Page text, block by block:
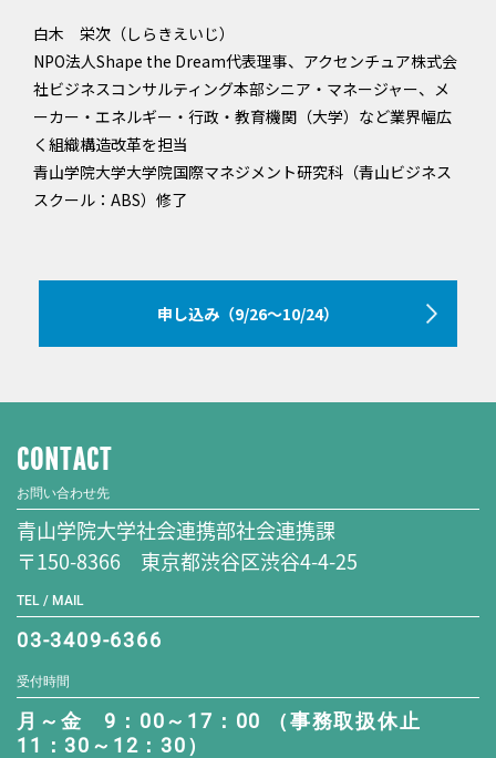
白木 栄次（しらきえいじ）
NPO法人Shape the Dream代表理事、アクセンチュア株式会
社ビジネスコンサルティング本部シニア・マネージャー、メ
ーカー・エネルギー・行政・教育機関（大学）など業界幅広
く組織構造改革を担当
青山学院大学大学院国際マネジメント研究科（青山ビジネス
スクール：ABS）修了
申し込み（9/26～10/24）
CONTACT
お問い合わせ先
青山学院大学社会連携部社会連携課
〒150-8366 東京都渋谷区渋谷4-4-25
TEL / MAIL
03-3409-6366
受付時間
月～金 9：00～17：00 （事務取扱休止
11：30～12：30）